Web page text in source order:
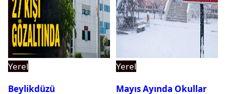
Yerel
Beylikdüzü
Yerel
Mayıs Ayında Okullar